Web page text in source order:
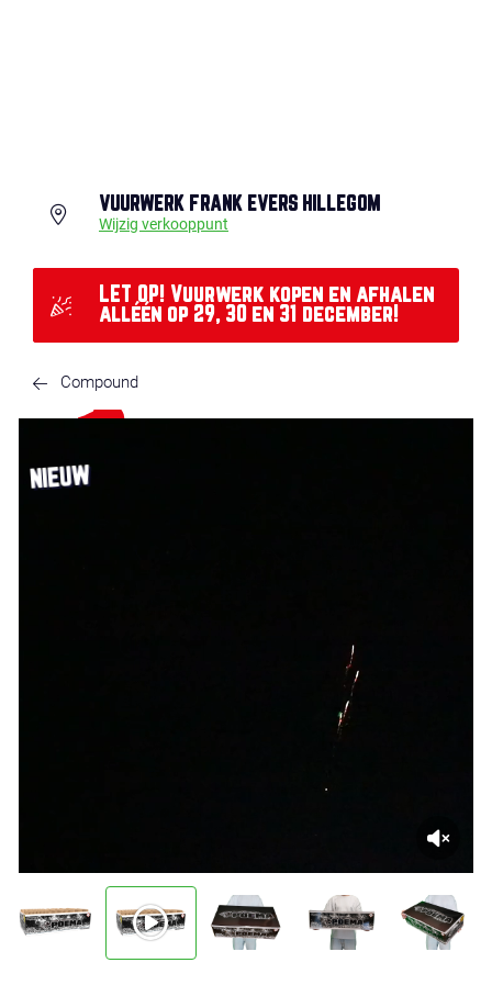
VUURWERK FRANK EVERS HILLEGOM
Wijzig verkooppunt
LET OP! Vuurwerk kopen en afhalen
alléén op 29, 30 en 31 december!
Compound
NIEUW